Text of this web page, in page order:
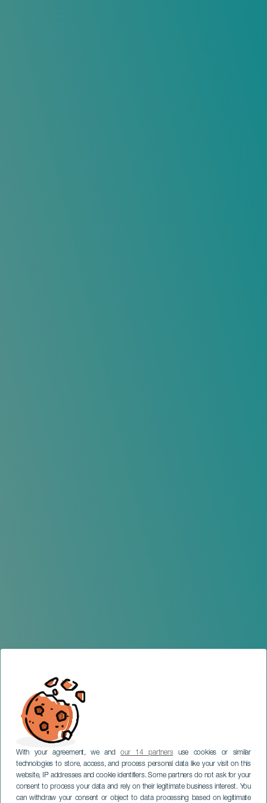
With your agreement, we andour 14 partnersuse cookies or similar
technologies to store, access, and process personal data like your visit on this
website, IP addresses and cookie identifiers. Some partners do not ask for your
consent to process your data and rely on their legitimate business interest. You
can withdraw your consent or object to data processing based on legitimate